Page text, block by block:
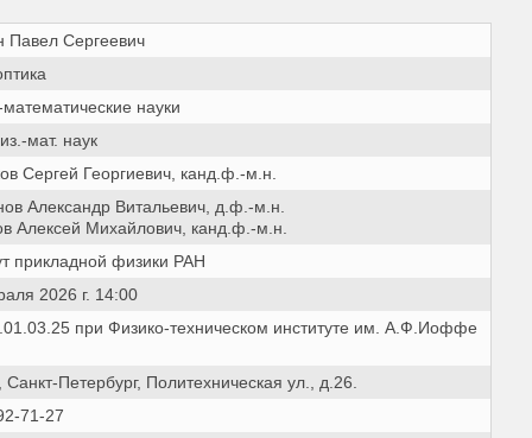
Павел Сергеевич
науки
мат. наук
Сергей Георгиевич, канд.ф.-м.н.
Александр Витальевич, д.ф.-м.н.
Алексей Михайлович, канд.ф.-м.н.
прикладной физики РАН
2026 г. 14:00
при Физико-техническом институте им. А.Ф.Иоффе
Санкт-Петербург, Политехническая ул., д.26.
71-27